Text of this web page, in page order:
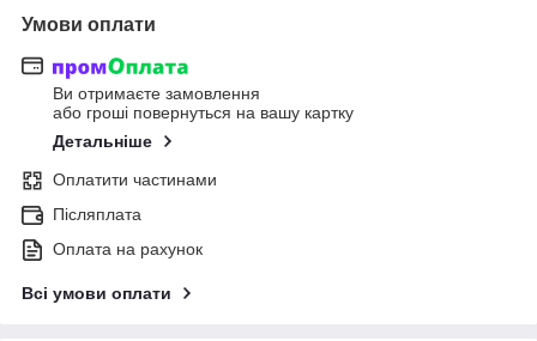
Умови оплати
Ви отримаєте замовлення
або гроші повернуться на вашу картку
Детальніше
Оплатити частинами
Післяплата
Оплата на рахунок
Всі умови оплати